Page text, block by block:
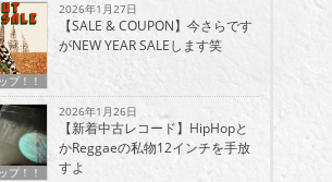
プ！！
2026年1月27日
【SALE & COUPON】今さらです
がNEW YEAR SALEします笑
プ！！
2026年1月26日
【新着中古レコード】HipHopと
かReggaeの私物12インチを手放
すよ